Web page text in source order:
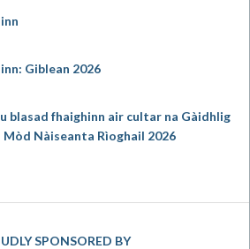
Giblean 2026
blasad fhaighinn air cultar na Gàidhlig
Nàiseanta Rìoghail 2026
SPONSORED BY